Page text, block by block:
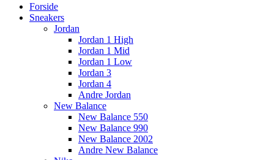
Forside
Sneakers
Jordan
Jordan 1 High
Jordan 1 Mid
Jordan 1 Low
Jordan 3
Jordan 4
Andre Jordan
New Balance
New Balance 550
New Balance 990
New Balance 2002
Andre New Balance